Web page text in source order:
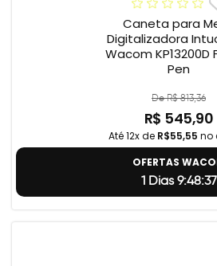
Caneta para
Digitalizadora
Wacom KP13200D
Pen
De R$ 813,36
R$ 545,90
Até 12x de R$55,55 no
OFERTAS
1 Dias 9:48:36